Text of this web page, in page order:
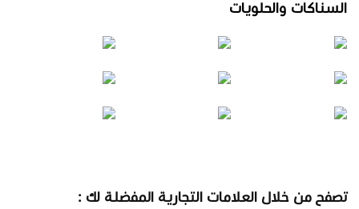
السناكات والحلويات
تصفح من خلال العلامات التجارية المفضلة لك :